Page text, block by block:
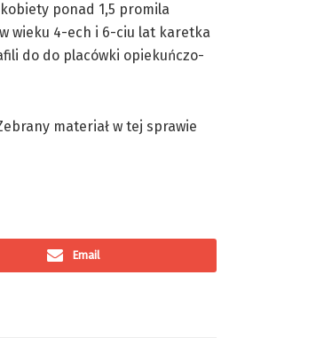
ponad 1,5 promila
wieku 4-ech i 6-ciu lat karetka
do do placówki opiekuńczo-
materiał w tej sprawie
Email